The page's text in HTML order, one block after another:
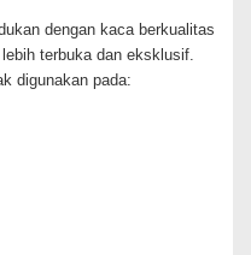
dengan kaca berkualitas
terbuka dan eksklusif.
digunakan pada: